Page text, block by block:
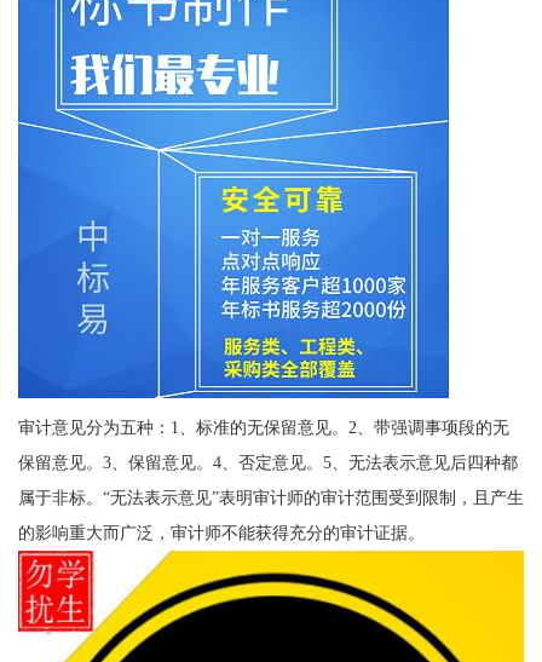
审计意见分为五种：1、标准的无保留意见。2、带强调事项段的无
保留意见。3、保留意见。4、否定意见。5、无法表示意见后四种都
属于非标。“无法表示意见”表明审计师的审计范围受到限制，且产生
的影响重大而广泛，审计师不能获得充分的审计证据。